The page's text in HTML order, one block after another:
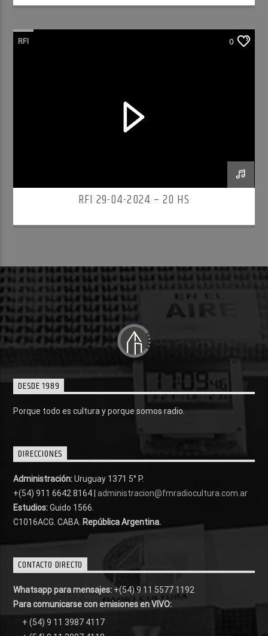
RFI 0
RFI 29-04-2024 – 20 HS
DESDE 1989
Porque todo es cultura y porque somos radio.
DIRECCIONES
Administración:Uruguay 1371 5° P.
+(54) 911 6642 8164 | administracion@fmradiocultura.com.ar
Estudios:Guido 1566.
C1016ACG . CABA. República Argentina.
CONTACTO DIRECTO
Whatsapp para mensajes: +(54) 9 11 5577 1192
Para comunicarse con emisiones en VIVO:
+ (54) 9 11 3987 4117